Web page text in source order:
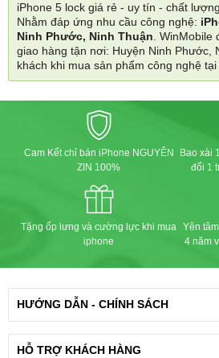
iPhone 5 lock giá rẻ - uy tín - chất
Nhằm đáp ứng nhu cầu công nghệ:
Ninh Phước, Ninh Thuận. WinMobile
giao hàng tận nơi: Huyện Ninh Phước,
khách khi mua sản phẩm công nghệ tại
Cam Kết chỉ bán iPhone NGUYÊN
ZIN 100%
Bao xài
đổi 1
Tặng ốp lưng và cường lực khi mua
iphone
Yên
4 năm
HƯỚNG DẪN - CHÍNH SÁCH
HỖ TRỢ KHÁCH HÀNG